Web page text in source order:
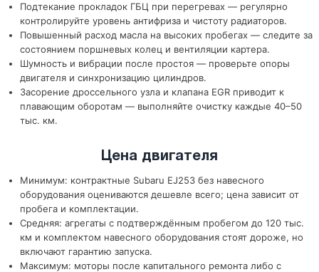
Подтекание прокладок ГБЦ при перегревах — регулярно
контролируйте уровень антифриза и чистоту радиаторов.
Повышенный расход масла на высоких пробегах — следите за
состоянием поршневых колец и вентиляции картера.
Шумность и вибрации после простоя — проверьте опоры
двигателя и синхронизацию цилиндров.
Засорение дроссельного узла и клапана EGR приводит к
плавающим оборотам — выполняйте очистку каждые 40–50
тыс. км.
Цена двигателя
Минимум: контрактные Subaru EJ253 без навесного
оборудования оцениваются дешевле всего; цена зависит от
пробега и комплектации.
Средняя: агрегаты с подтверждённым пробегом до 120 тыс.
км и комплектом навесного оборудования стоят дороже, но
включают гарантию запуска.
Максимум: моторы после капитального ремонта либо с